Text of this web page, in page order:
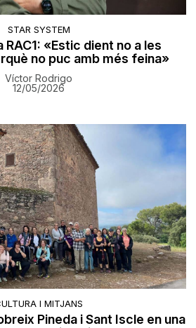
STAR SYSTEM
RAC1: «Estic dient no a les
no puc amb més feina»
Víctor Rodrigo
12/05/2026
I MITJANS
Pineda i Sant Iscle en una